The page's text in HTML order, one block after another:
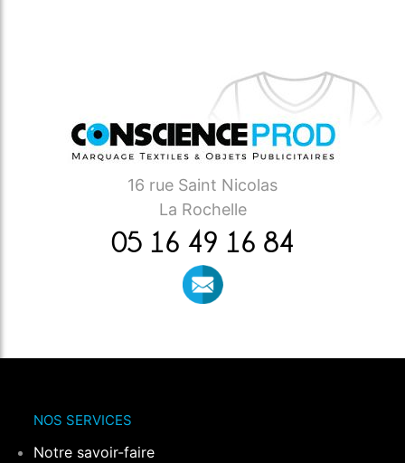
16 rue Saint Nicolas
La Rochelle
05 16 49 16 84
NOS SERVICES
Notre savoir-faire